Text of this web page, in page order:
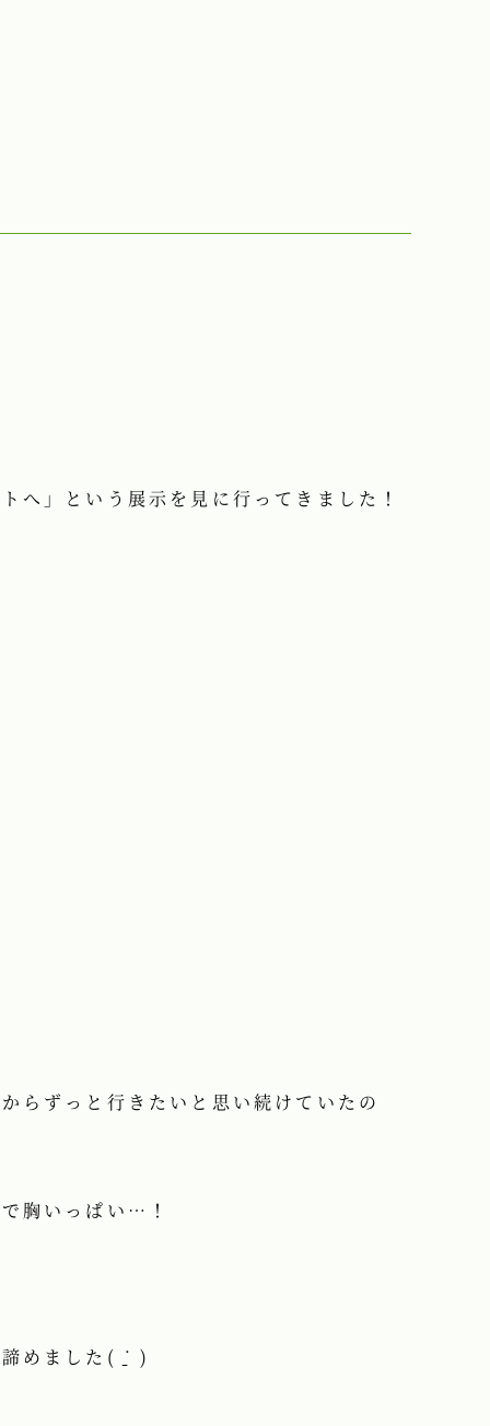
へ」という展示を見に行ってきました！
らずっと行きたいと思い続けていたの
胸いっぱい…！
めました( ᐝ̱ )